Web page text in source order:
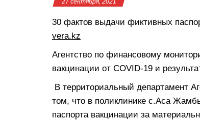
30 фактов выдачи фиктивных
vera.kz
Агентство по финансовому
вакцинации от COVID-19 и
В территориальный департамент
том, что в поликлинике с.Аса
паспорта вакцинации за